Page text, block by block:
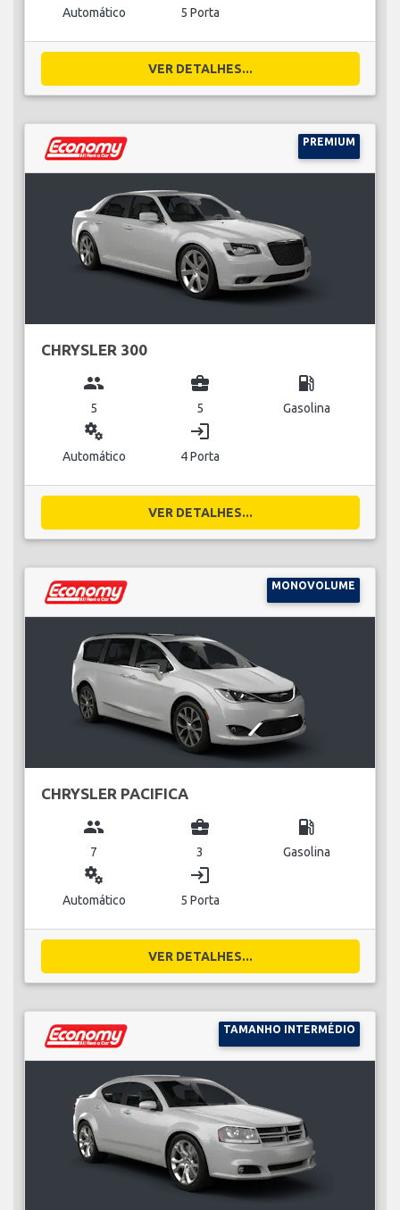
Automático 5 Porta
VER DETALHES...
PREMIUM
CHRYSLER 300
group
5
business_center
5
local_gas_station
Gasolina
miscellaneous_services
Automático
login
4 Porta
VER DETALHES...
MONOVOLUME
CHRYSLER PACIFICA
group
7
business_center
3
local_gas_station
Gasolina
miscellaneous_services
Automático
login
5 Porta
VER DETALHES...
TAMANHO INTERMÉDIO